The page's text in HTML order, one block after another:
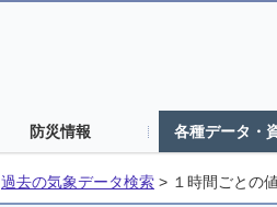
防災情報 各種データ・
過去の気象データ検索 > １時間ごとの